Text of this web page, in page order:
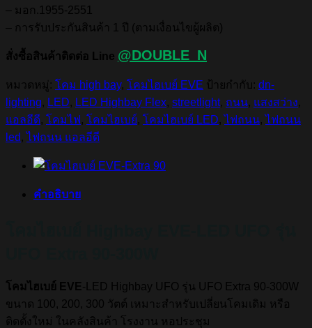
– มอก.1955-2551
– การรับประกันสินค้า 1 ปี (ตามเงื่อนไขผู้ผลิต)
สั่งซื้อสินค้าติดต่อ Line @DOUBLE_N
หมวดหมู่: โคม high bay, โคมไฮเบย์ EVE ป้ายกำกับ: dn-
lighting, LED, LED Highbay Flex, streetlight, ถนน, แสงสว่าง,
แอลอีดี, โคมไฟ , โคมไฮเบย์, โคมไฮเบย์ LED,ไฟถนน,ไฟถนน
led ,ไฟถนน แอลอีดี
คำอธิบาย
โคมไฮเบย์ EVE-LED Highbay UFO รุ่น UFO Extra 90-300W
ขนาด 100, 200, 300 วัตต์ เหมาะสำหรับเปลี่ยนโคมเดิม หรือ
ติดตั้งใหม่ ในคลังสินค้า โรงงาน หอประชุม